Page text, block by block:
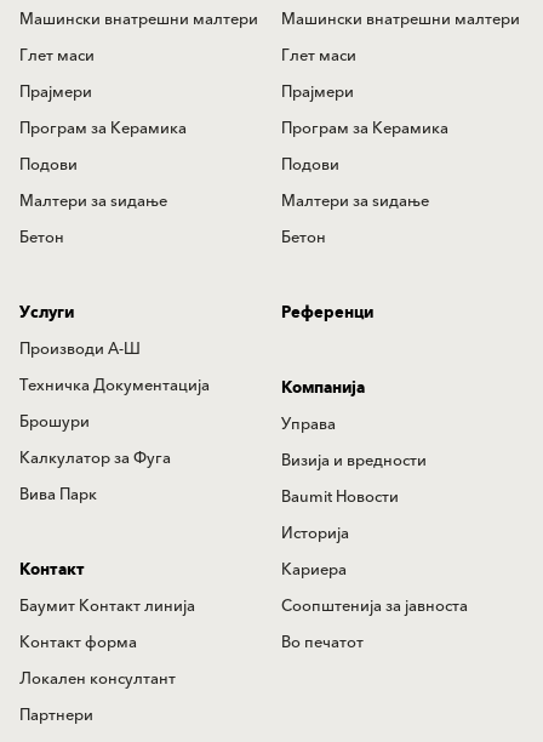
Машински внатрешни малтери
Глет маси
Прајмери
Програм за Керамика
Подови
Mалтери за ѕидањe
Бетон
Машински внатрешни малтери
Глет маси
Прајмери
Програм за Керамика
Подови
Mалтери за ѕидањe
Бетон
Услуги
Производи А-Ш
Техничка Документација
Брошури
Калкулатор за Фуга
Вива Парк
Референци
Компанија
Управа
Визија и вредности
Baumit Новости
Историја
Кариера
Соопштенија за јавноста
Во печатот
Контакт
Баумит Контакт линија
Контакт форма
Локален консултант
Партнери